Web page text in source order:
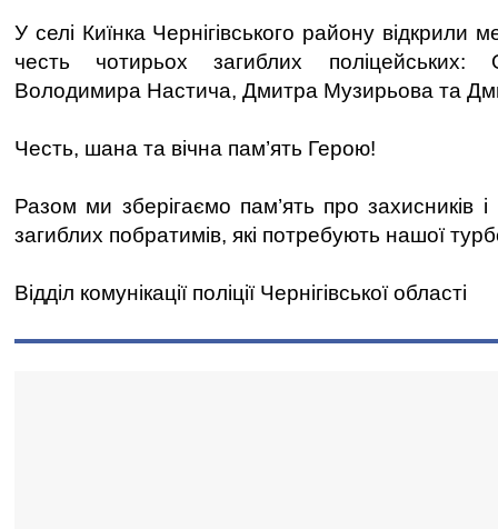
У селі Киїнка Чернігівського району відкрили
честь чотирьох загиблих поліцейських:
Володимира Настича, Дмитра Музирьова та
Честь, шана та вічна пам’ять Герою!
Разом ми зберігаємо пам’ять про захисників
загиблих побратимів, які потребують нашої
Відділ комунікації поліції Чернігівської області